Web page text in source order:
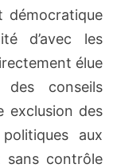
démocratique
d’avec les
élue
conseils
exclusion des
aux
sans contrôle